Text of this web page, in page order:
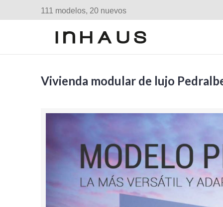
111 modelos, 20 nuevos
Vivienda modular de lujo